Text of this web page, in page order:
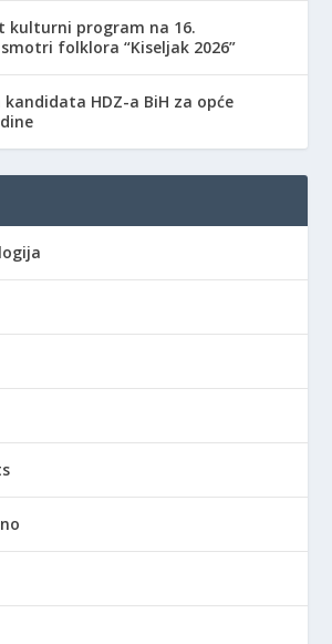
kulturni program na 16.
folklora “Kiseljak 2026”
HDZ-a BiH za opće